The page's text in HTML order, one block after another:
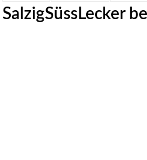
SalzigSüssLecker